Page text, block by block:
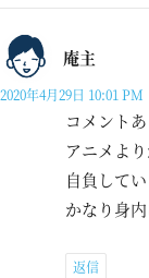
庵主
2020年4月29日 10:01 PM
コメント
アニメよ
自負して
かなり身
返信